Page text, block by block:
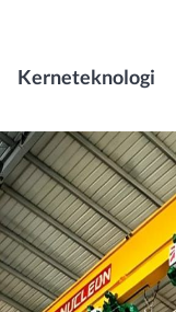
Kerneteknologi